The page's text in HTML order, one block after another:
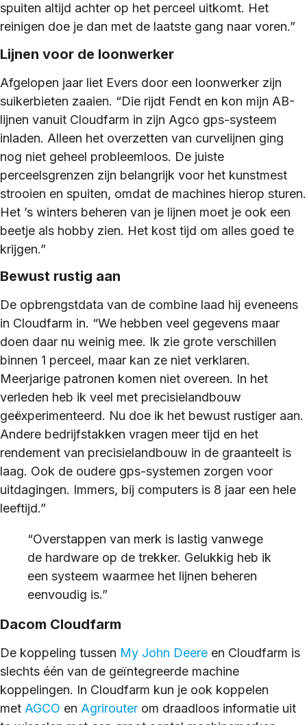
spuiten altijd achter op het perceel uitkomt. Het
reinigen doe je dan met de laatste gang naar voren.”
Lijnen voor de loonwerker
Afgelopen jaar liet Evers door een loonwerker zijn
suikerbieten zaaien. “Die rijdt Fendt en kon mijn AB-
lijnen vanuit Cloudfarm in zijn Agco gps-systeem
inladen. Alleen het overzetten van curvelijnen ging
nog niet geheel probleemloos. De juiste
perceelsgrenzen zijn belangrijk voor het kunstmest
strooien en spuiten, omdat de machines hierop sturen.
Het ’s winters beheren van je lijnen moet je ook een
beetje als hobby zien. Het kost tijd om alles goed te
krijgen.”
Bewust rustig aan
De opbrengstdata van de combine laad hij eveneens
in Cloudfarm in. “We hebben veel gegevens maar
doen daar nu weinig mee. Ik zie grote verschillen
binnen 1 perceel, maar kan ze niet verklaren.
Meerjarige patronen komen niet overeen. In het
verleden heb ik veel met precisielandbouw
geëxperimenteerd. Nu doe ik het bewust rustiger aan.
Andere bedrijfstakken vragen meer tijd en het
rendement van precisielandbouw in de graanteelt is
laag. Ook de oudere gps-systemen zorgen voor
uitdagingen. Immers, bij computers is 8 jaar een hele
leeftijd.”
“Overstappen van merk is lastig vanwege
de hardware op de trekker. Gelukkig heb ik
een systeem waarmee het lijnen beheren
eenvoudig is.”
Dacom Cloudfarm
De koppeling tussen My John Deere en Cloudfarm is
slechts één van de geïntegreerde machine
koppelingen. In Cloudfarm kun je ook koppelen
met AGCO en Agrirouter om draadloos informatie uit